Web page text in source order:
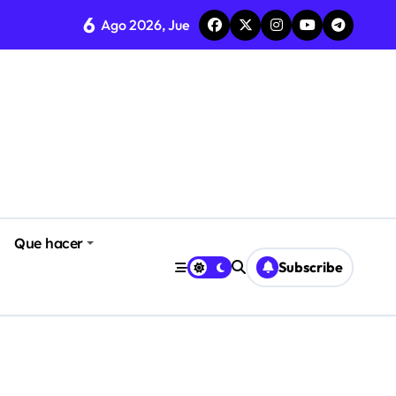
6 Ago 2026, Jue
Que hacer
Subscribe